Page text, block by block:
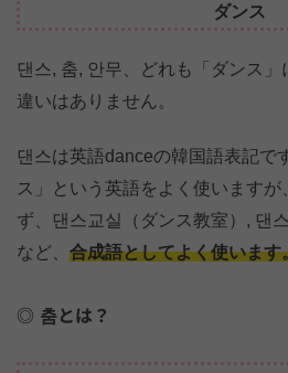
ダンス
댄스, 춤, 안무、どれも「ダンス」
違いはありません。
댄스は英語danceの韓国語表記で
ス」という英語をよく使います
ず、댄스교실（ダンス教室）, 댄
など、 合成語としてよく使います
춤とは？